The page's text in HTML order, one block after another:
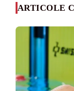
ARTICOLE